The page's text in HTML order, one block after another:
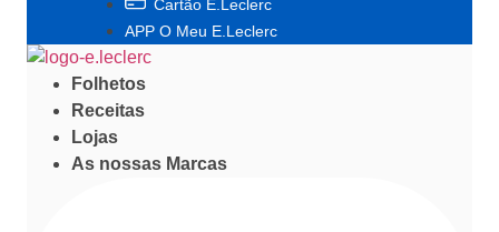
Cartão E.Leclerc
APP O Meu E.Leclerc
Folhetos
Receitas
Lojas
As nossas Marcas